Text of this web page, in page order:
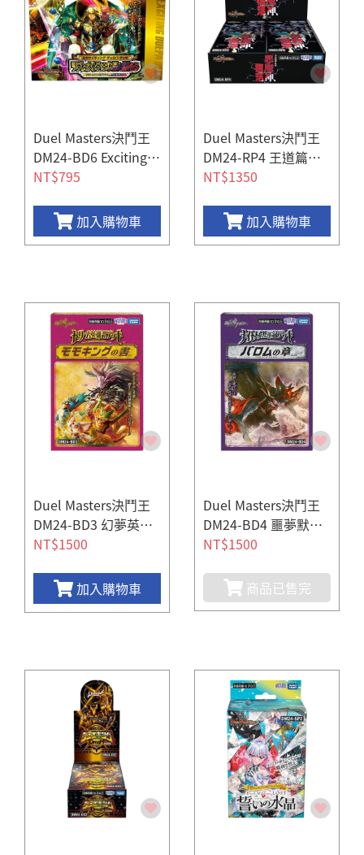
Duel Masters決鬥王
DM24-BD6 Exciting d
uel party deckB
NT$795
加入購物車
Duel Masters決鬥王
DM24-RP4 王道篇第
四彈 惡魔神復活(一盒
NT$1350
加入購物車
Duel Masters決鬥王
DM24-BD3 幻夢英雄
譚 デッキ モモキング
NT$1500
加入購物車
Duel Masters決鬥王
DM24-BD4 噩夢默示
錄 デッキ バロムの章
NT$1500
商品已售完